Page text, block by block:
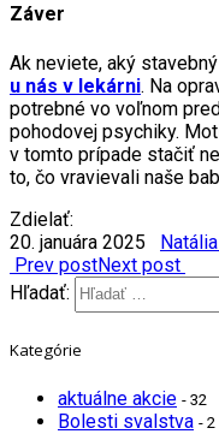
Záver
Ak neviete, aký
u nás v lekárni. Na
potrebné vo voľnom
pohodovej psychiky.
v tomto prípade stačiť
to, čo vravievali naše
Zdielať:
20. januára 2025
Prev postNext post
Hľadať:
Kategórie
aktuálne akcie - 32
Bolesti svalstva - 2